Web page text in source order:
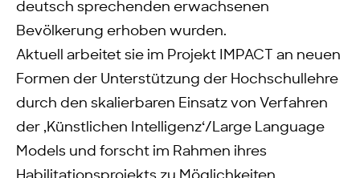
deutsch sprechenden erwachsenen
Bevölkerung erhoben wurden.
Aktuell arbeitet sie im Projekt IMPACT an neuen
Formen der Unterstützung der Hochschullehre
durch den skalierbaren Einsatz von Verfahren
der ‚Künstlichen Intelligenz‘/Large Language
Models und forscht im Rahmen ihres